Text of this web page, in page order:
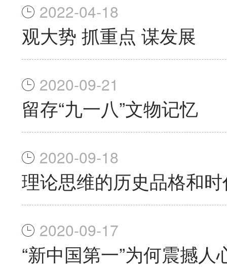
2022-04-18
观大势 抓重点 谋发展
2020-09-21
留存“九一八”文物记忆
2020-09-18
理论思维的历史品格和
2020-09-17
“新中国第一”为何震撼人